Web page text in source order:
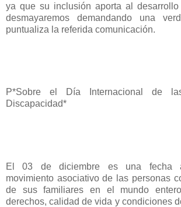
ya que su inclusión aporta al
desmayaremos demandando una
puntualiza la referida comunicación.
P*Sobre el Día Internacional de
Discapacidad*
El 03 de diciembre es una fecha
movimiento asociativo de las personas
de sus familiares en el mundo
derechos, calidad de vida y condiciones